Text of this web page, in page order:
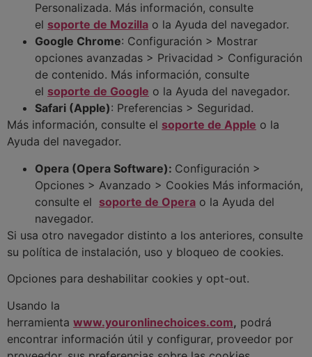
Personalizada. Más información, consulte
el soporte de Mozilla o la Ayuda del navegador.
Google Chrome: Configuración > Mostrar
opciones avanzadas > Privacidad > Configuración
de contenido. Más información, consulte
el soporte de Google o la Ayuda del navegador.
Safari (Apple): Preferencias > Seguridad.
Más información, consulte el soporte de Apple o la
Ayuda del navegador.
Opera (Opera Software): Configuración >
Opciones > Avanzado > Cookies Más información,
consulte el soporte de Opera o la Ayuda del
navegador.
Si usa otro navegador distinto a los anteriores, consulte
su política de instalación, uso y bloqueo de cookies.
Opciones para deshabilitar cookies y opt-out.
Usando la
herramienta www.youronlinechoices.com, podrá
encontrar información útil y configurar, proveedor por